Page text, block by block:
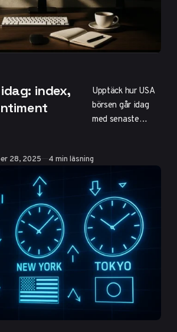
framtidsprognoser
för smarta
investeringar.
index,
Upptäck hur USA
börsen går idag
med senaste
Dow Jones.
Öppettider svensk
tid,
sentimentanalys
och inverkan på
svenska
investerare.
Prognos för 2025
visar stark tillväxt
i techsektorn.
28, 2025 4 min läsning